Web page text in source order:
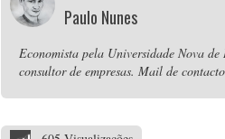
Paulo Nunes
Economista pela Universidade Nova
consultor de empresas. Mail de